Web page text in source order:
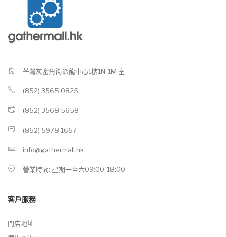
荃灣灰窰角街派龍中心1樓1N-1M 室
(852) 3565 0825
(852) 3568 5658
(852) 5978 1657
info@gathermall.hk
營業時間: 星期一至六09:00-18:00
客戶服務
門店地址